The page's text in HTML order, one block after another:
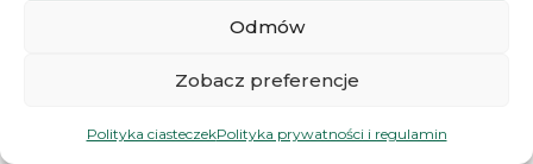
Odmów
Zobacz preferencje
Polityka ciasteczekPolityka prywatności i regulamin